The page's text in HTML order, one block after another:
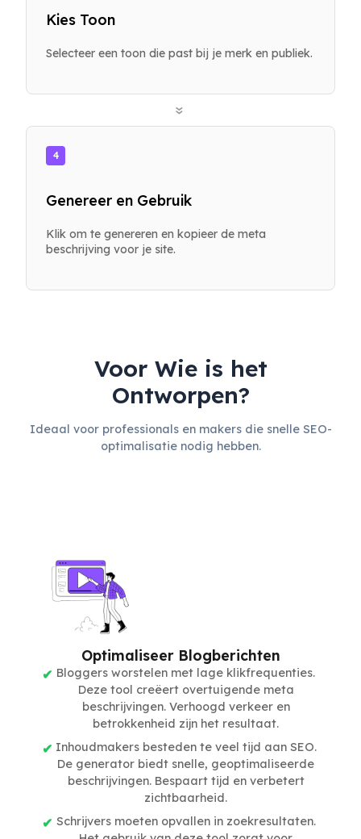
Kies Toon
Selecteer een toon die past bij je merk en publiek.
»
4
Genereer en Gebruik
Klik om te genereren en kopieer de meta
beschrijving voor je site.
Voor Wie is het
Ontworpen?
Ideaal voor professionals en makers die snelle SEO-
optimalisatie nodig hebben.
Optimaliseer Blogberichten
Bloggers worstelen met lage klikfrequenties.
Deze tool creëert overtuigende meta
beschrijvingen. Verhoogd verkeer en
betrokkenheid zijn het resultaat.
Inhoudmakers besteden te veel tijd aan SEO.
De generator biedt snelle, geoptimaliseerde
beschrijvingen. Bespaart tijd en verbetert
zichtbaarheid.
Schrijvers moeten opvallen in zoekresultaten.